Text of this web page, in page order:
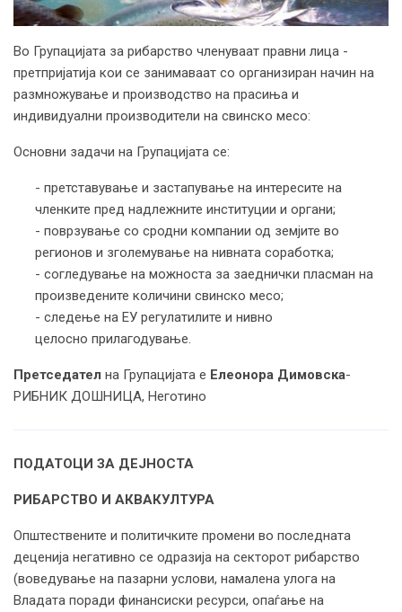
Во Групацијата за рибарство членуваат правни лица -
претпријатија кои се занимаваат со организиран начин на
размножување и производство на прасиња и
индивидуални производители на свинско месо:
Основни задачи на Групацијата се:
- претставување и застапување на интересите на
членките пред надлежните институции и органи;
- поврзување со сродни компании од земјите во
регионов и зголемување на нивната соработка;
- согледување на можноста за заеднички пласман на
произведените количини свинско месо;
- следење на ЕУ регулатилите и нивно
целосно прилагодување.
Претседател на Групацијата е Елеонора Димовска-
РИБНИК ДОШНИЦА, Неготино
ПОДАТОЦИ ЗА ДЕЈНОСТА
РИБАРСТВО И АКВАКУЛТУРА
Општествените и политичките промени во последната
деценија негативно се одразија на секторот рибарство
(воведување на пазарни услови, намалена улога на
Владата поради финансиски ресурси, опаѓање на